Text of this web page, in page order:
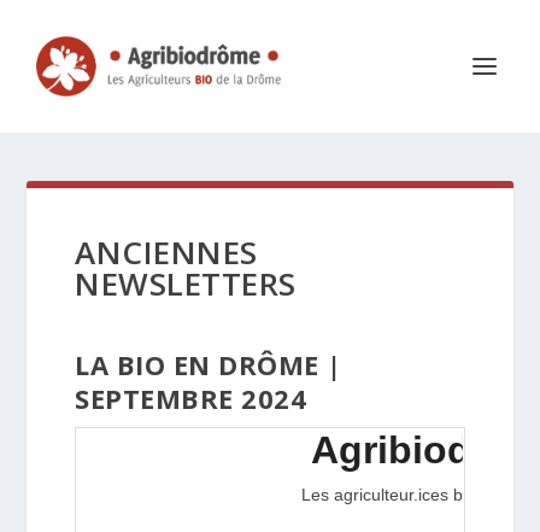
ANCIENNES
NEWSLETTERS
LA BIO EN DRÔME |
SEPTEMBRE 2024